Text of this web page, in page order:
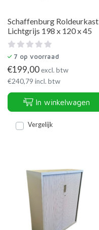
Schaffenburg Roldeurkast
Lichtgrijs 198 x 120 x 45
7 op voorraad
€199,00excl. btw
€240,79 incl. btw
In winkelwagen
Vergelijk